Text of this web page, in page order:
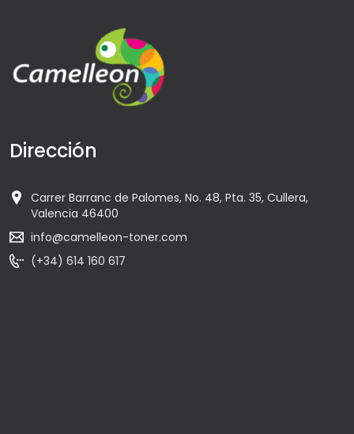
Dirección
Carrer Barranc de Palomes, No. 48, Pta. 35, Cullera,
Valencia 46400
info@camelleon-toner.com
(+34) 614 160 617